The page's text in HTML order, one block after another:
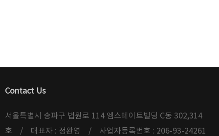
Contact Us
서울특별시 송파구 법원로 114 엠스테이트빌딩 C동 302,314
호 / 대표자 : 정완영 / 사업자등록번호 : 206-93-24261